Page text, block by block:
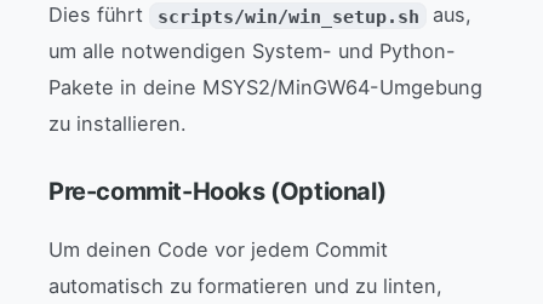
Dies führt scripts/win/win_setup.sh
aus,
um alle notwendigen System- und Python-
Pakete in deine MSYS2/MinGW64-Umgebung
zu installieren.
Pre-commit-Hooks (Optional)
Um deinen Code vor jedem Commit
automatisch zu formatieren und zu linten,